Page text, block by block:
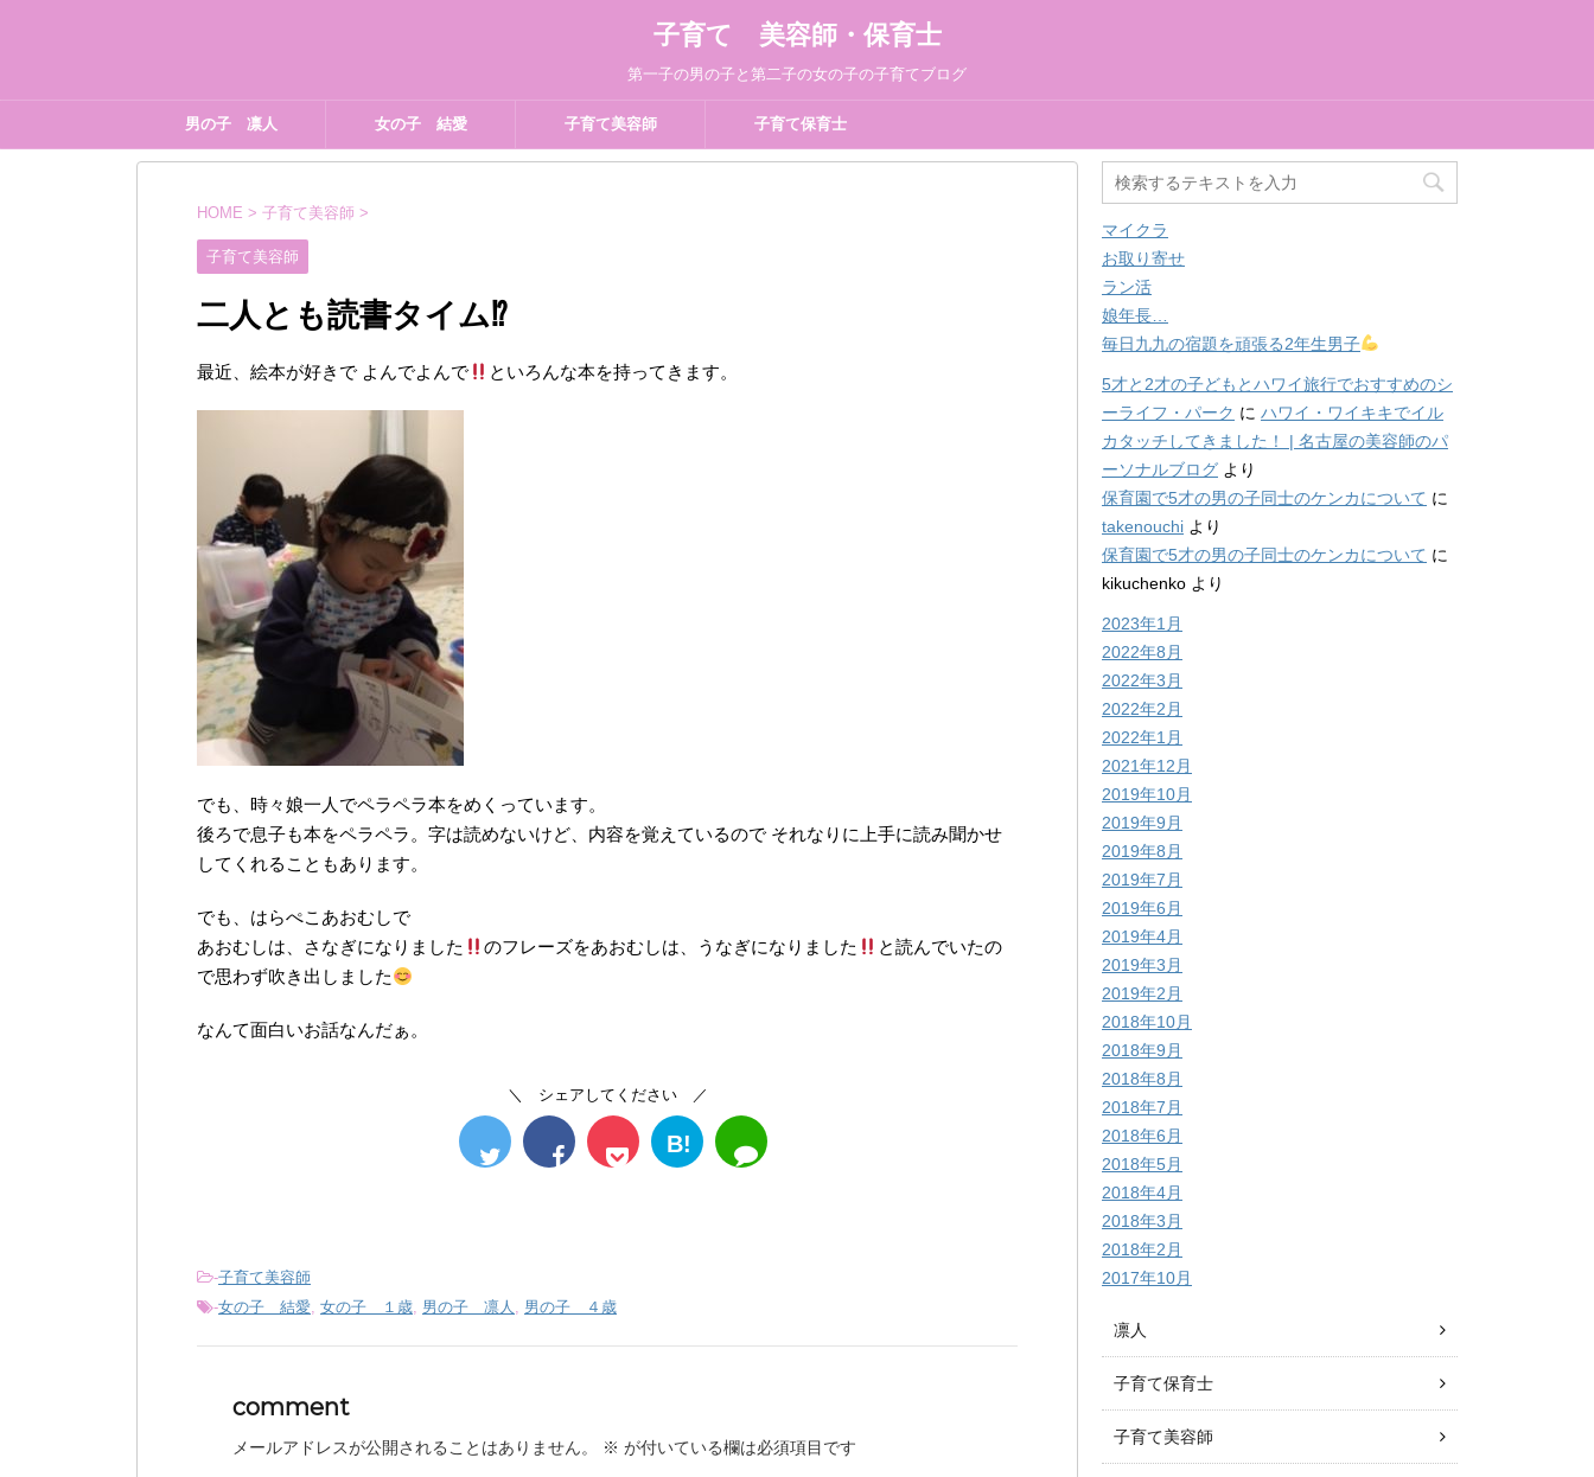
子育て 美容師・保育士
第一子の男の子と第二子の女の子の子育てブログ
男の子 凛人 女の子 結愛 子育て美容師 子育て保育士
HOME > 子育て美容師 >
子育て美容師
二人とも読書タイム⁉︎
最近、絵本が好きで よんでよんで といろんな本を持ってきます。
でも、時々娘一人でペラペラ本をめくっています。
後ろで息子も本をペラペラ。字は読めないけど、内容を覚えているので それなりに上手に読み聞かせ
してくれることもあります。
でも、はらぺこあおむしで
あおむしは、さなぎになりました
のフレーズをあおむしは、うなぎになりました
と読んでいたの
で思わず吹き出しました
なんて面白いお話なんだぁ。
＼ シェアしてください ／
B!
-子育て美容師
-女の子 結愛, 女の子 １歳, 男の子 凛人 , 男の子 ４歳
comment
メールアドレスが公開されることはありません。 ※ が付いている欄は必須項目です
マイクラ
お取り寄せ
ラン活
娘年長…
毎日九九の宿題を頑張る2年生男子
5才と2才の子どもとハワイ旅行でおすすめのシ
ーライフ・パーク に ハワイ・ワイキキでイル
カタッチしてきました！ | 名古屋の美容師のパ
ーソナルブログ より
保育園で5才の男の子同士のケンカについて に
takenouchi より
保育園で5才の男の子同士のケンカについて に
kikuchenko より
2023年1月
2022年8月
2022年3月
2022年2月
2022年1月
2021年12月
2019年10月
2019年9月
2019年8月
2019年7月
2019年6月
2019年4月
2019年3月
2019年2月
2018年10月
2018年9月
2018年8月
2018年7月
2018年6月
2018年5月
2018年4月
2018年3月
2018年2月
2017年10月
凛人
子育て保育士
子育て美容師